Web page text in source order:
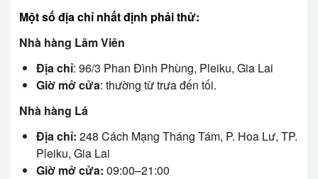
Một số địa chỉ nhất định phải thử:
Nhà hàng Lâm Viên
Địa chỉ: 96/3 Phan Đình Phùng, Pleiku, Gia Lai
Giờ mở cửa: thường từ trưa đến tối.
Nhà hàng Lá
Địa chỉ: 248 Cách Mạng Tháng Tám, P. Hoa Lư, TP.
Pleiku, Gia Lai
Giờ mở cửa: 09:00–21:00